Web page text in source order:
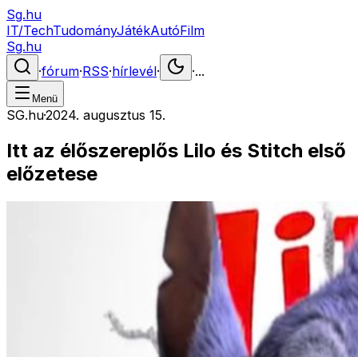
Sg.hu
IT/TechTudományJátékAutóFilm
Sg.hu
·fórum·RSS·hírlevél· ·...
Menü
SG.hu·2024. augusztus 15.
Itt az élőszereplős Lilo és Stitch első
előzetese